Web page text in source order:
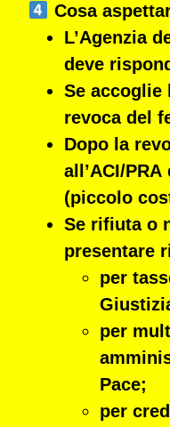
Cosa
L’Agenzia
deve
Se
revocadel
Dopo la
all’ACI/PRA
(piccolo
Se rifiuta o
presentare
per
per
Pace;
per